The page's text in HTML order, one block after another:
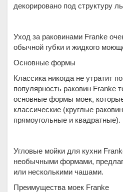
декорировано под структуру
Уход за раковинами Franke
обычной губки и жидкого
Основные формы
Классика никогда не утратит
популярность раковин Franke
основные формы моек,
классические (круглые
прямоугольные и квадратные).
Угловые мойки для кухни
необычными формами,
или несколькими чашами.
Преимущества моек Franke